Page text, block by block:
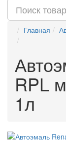
Главная
RPL
1л